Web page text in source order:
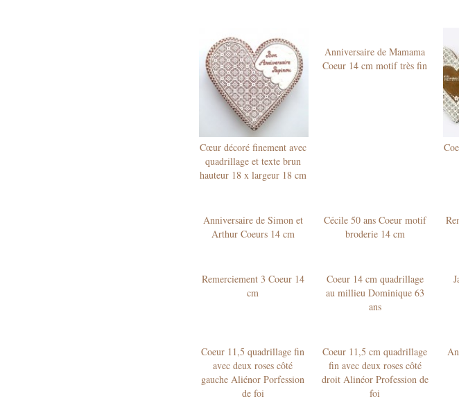
Cœur décoré finement avec
quadrillage et texte brun
hauteur 18 x largeur 18 cm
Anniversaire de Mamama
Coeur 14 cm motif très fin
Anniversaire de Simon et
Arthur Coeurs 14 cm
Cécile 50 ans Coeur motif
broderie 14 cm
Remerciement 3 Coeur 14
cm
Coeur 14 cm quadrillage
au millieu Dominique 63
ans
Coeur 11,5 quadrillage fin
avec deux roses côté
gauche Aliénor Porfession
de foi
Coeur 11,5 cm quadrillage
fin avec deux roses côté
droit Alinéor Profession de
foi